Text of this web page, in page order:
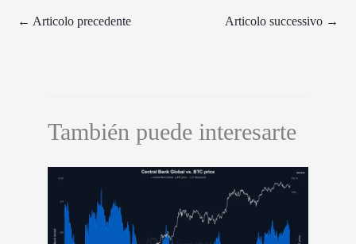
← Articolo precedente Articolo successivo →
También puede interesarte